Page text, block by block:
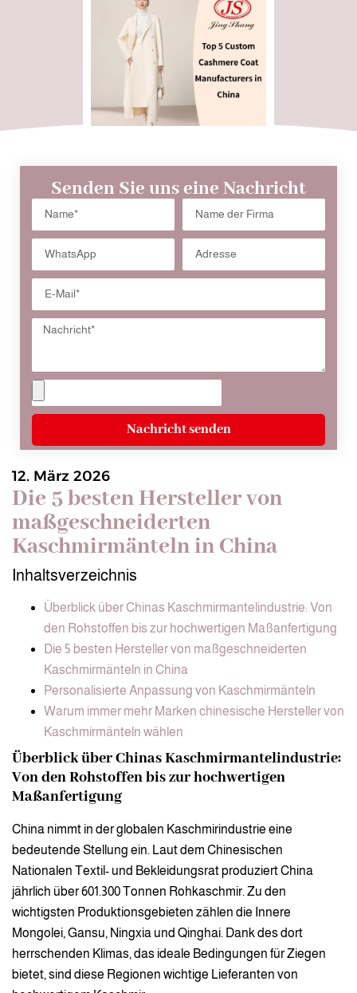
Senden Sie uns eine Nachricht
Nachricht senden
12. März 2026
Die 5 besten Hersteller von
maßgeschneiderten
Kaschmirmänteln in China
Inhaltsverzeichnis
Überblick über Chinas Kaschmirmantelindustrie: Von
den Rohstoffen bis zur hochwertigen Maßanfertigung
Die 5 besten Hersteller von maßgeschneiderten
Kaschmirmänteln in China
Personalisierte Anpassung von Kaschmirmänteln
Warum immer mehr Marken chinesische Hersteller von
Kaschmirmänteln wählen
Überblick über Chinas Kaschmirmantelindustrie:
Von den Rohstoffen bis zur hochwertigen
Maßanfertigung
China nimmt in der globalen Kaschmirindustrie eine
bedeutende Stellung ein. Laut dem Chinesischen
Nationalen Textil- und Bekleidungsrat produziert China
jährlich über 601.300 Tonnen Rohkaschmir. Zu den
wichtigsten Produktionsgebieten zählen die Innere
Mongolei, Gansu, Ningxia und Qinghai. Dank des dort
herrschenden Klimas, das ideale Bedingungen für Ziegen
bietet, sind diese Regionen wichtige Lieferanten von